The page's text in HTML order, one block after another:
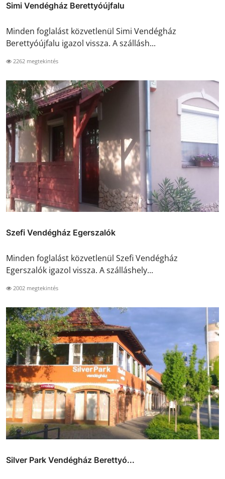
Simi Vendégház Berettyóújfalu
Minden foglalást közvetlenül Simi Vendégház
Berettyóújfalu igazol vissza. A szállásh...
2262 megtekintés
Szefi Vendégház Egerszalók
Minden foglalást közvetlenül Szefi Vendégház
Egerszalók igazol vissza. A szálláshely...
2002 megtekintés
Silver Park Vendégház Berettyó...